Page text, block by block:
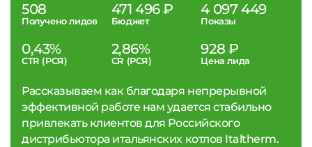
508
Получено лидов
471 496 ₽
Бюджет
4 097 449
Показы
0,43%
CTR (РСЯ)
2,86%
CR (РСЯ)
928 ₽
Цена лида
Рассказываем как благодаря непрерывной
эффективной работе нам удается стабильно
привлекать клиентов для Российского
дистрибьютора итальянских котлов Italtherm.